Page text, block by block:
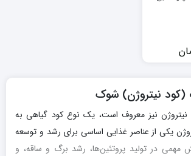
(کود نیتروژن) شوک
نیتروژن نیز معروف است، یک نوع کود گیاهی به
یکی از عناصر غذایی اساسی برای رشد و توسعه
در تولید پروتئین‌ها، رشد برگ و ساقه، و